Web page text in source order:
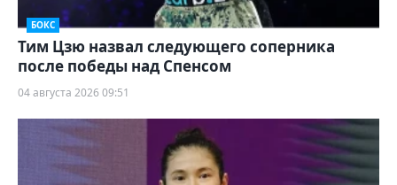
БОКС
Тим Цзю назвал следующего соперника
после победы над Спенсом
04 августа 2026 09:51